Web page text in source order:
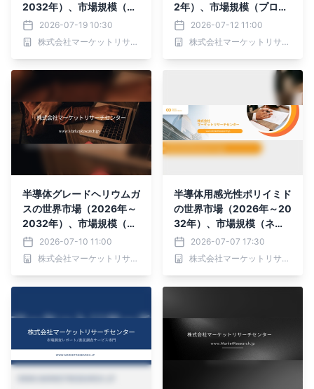
2032年）、市場規模（六
フッ化硫黄、三フッ化窒
素、四フッ化炭素、ヘキサ
フルオロエタン、その
2026-07-19 10:30
株式会社マーケットリサーチセンター
2年）、市場規模（プロー
ブカード、ロードボード、
バーンインボード）・分析
レポートを発表
2026-07-12 11:00
株式会社マーケットリサーチセンター
半導体グレードヘリウムガ
スの世界市場（2026年～
2032年）、市場規模（5.
5N、6N、その他）・分析
レポートを発表
2026-07-10 11:00
株式会社マーケットリサーチセンター
半導体用感光性ポリイミド
の世界市場（2026年～20
32年）、市場規模（ネガ
型感光性ポリイミド、ポジ
型感光性ポリイミド）・分
析レポートを発表
2026-07-07 17:30
株式会社マーケットリサーチセンター